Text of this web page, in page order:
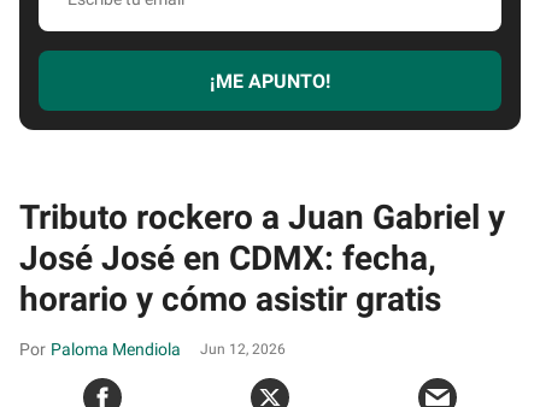
email
¡ME APUNTO!
Tributo rockero a Juan Gabriel y
José José en CDMX: fecha,
horario y cómo asistir gratis
Paloma Mendiola Jun 12, 2026